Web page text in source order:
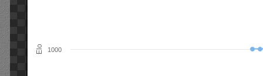
Elo 1000